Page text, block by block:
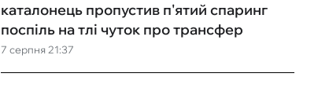
7 серпня 21:37
каталонець пропустив п'ятий спаринг
поспіль на тлі чуток про трансфер